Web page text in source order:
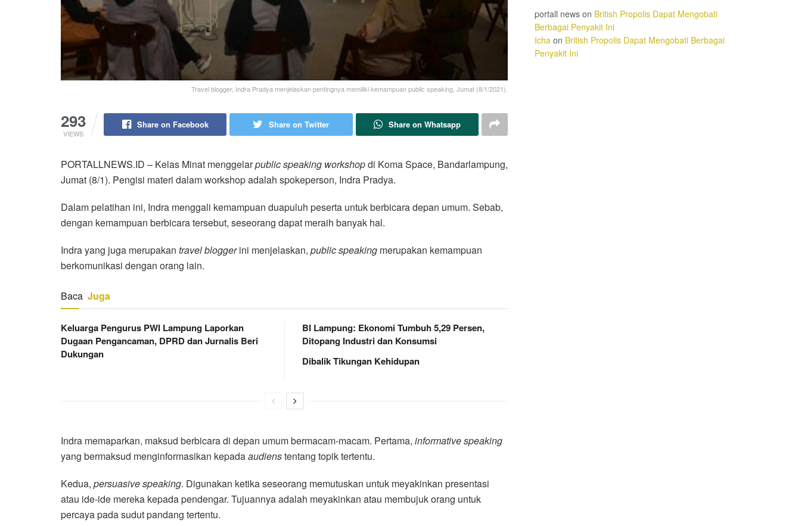
Travel blogger, Indra Pradya menjelaskan pentingnya memiliki kemampuan public speaking, Jumat (8/1/2021).
293
VIEWS
Share on Facebook Share on Twitter Share on Whatsapp
PORTALLNEWS.ID – Kelas Minat menggelarpublic speaking workshopdi Koma Space, Bandarlampung,
Jumat (8/1). Pengisi materi dalam workshop adalah spokeperson, Indra Pradya.
Dalam pelatihan ini, Indra menggali kemampuan duapuluh peserta untuk berbicara depan umum. Sebab,
dengan kemampuan berbicara tersebut, seseorang dapat meraih banyak hal.
Indra yang juga merupakan travel bloggerini menjelaskan, public speaking merupakan kemampuan
berkomunikasi dengan orang lain.
Baca Juga
Keluarga Pengurus PWI Lampung Laporkan
Dugaan Pengancaman, DPRD dan Jurnalis Beri
Dukungan
BI Lampung: Ekonomi Tumbuh 5,29 Persen,
Ditopang Industri dan Konsumsi
Dibalik Tikungan Kehidupan
Indra memaparkan, maksud berbicara di depan umum bermacam-macam. Pertama, informative speaking
yang bermaksud menginformasikan kepadaaudienstentang topik tertentu.
Kedua, persuasive speaking. Digunakan ketika seseorang memutuskan untuk meyakinkan presentasi
atau ide-ide mereka kepada pendengar. Tujuannya adalah meyakinkan atau membujuk orang untuk
percaya pada sudut pandang tertentu.
portall news on British Propolis Dapat Mengobati
Berbagai Penyakit Ini
Icha on British Propolis Dapat Mengobati Berbagai
Penyakit Ini